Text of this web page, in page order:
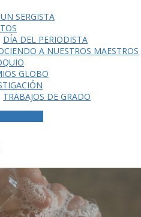
SERGISTA
DÍA DEL PERIODISTA
A NUESTROS MAESTROS
GLOBO
TRABAJOS DE GRADO